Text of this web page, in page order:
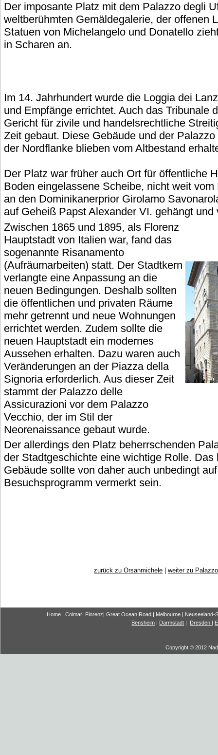
Der imposante Platz mit dem Palazzo degli
weltberühmten Gemäldegalerie, der offenen
Statuen von Michelangelo und Donatello
in Scharen an.
Im 14. Jahrhundert wurde die Loggia dei
und Empfänge errichtet. Auch das Tribunale
Gericht für zivile und handelsrechtliche
Zeit gebaut. Diese Gebäude und der
der Nordflanke blieben vom Altbestand
Der Platz war früher auch Ort für öffentliche
Boden eingelassene Scheibe, nicht weit
an den Dominikanerprior Girolamo
auf Geheiß Papst Alexander VI. gehängt und
Zwischen 1865 und 1895, als Florenz
Hauptstadt von Italien war, fand das
sogenannte Risanamento
(Aufräumarbeiten) statt. Der Stadtkern
verlangte eine Anpassung an die
neuen Bedingungen. Deshalb sollten
die öffentlichen und privaten Räume
mehr getrennt und neue Wohnungen
errichtet werden. Zudem sollte die
neuen Hauptstadt ein modernes
Aussehen erhalten. Dazu waren auch
Veränderungen an der Piazza della
Signoria erforderlich. Aus dieser Zeit
stammt der Palazzo delle
Assicurazioni vor dem Palazzo
Vecchio, der im Stil der
Neorenaissance gebaut wurde.
Der allerdings den Platz beherrschenden
der Stadtgeschichte eine wichtige Rolle. Das
Gebäude sollte von daher auch unbedingt
Besuchsprogramm vermerkt sein.
zurück zu Orsanmichele |weiter zu
Home |Colmar Florenz |Great Ocean Road Melbourne
Neuseeland-
Bensheim
Darmstadt Dresden
Copyright © 2012